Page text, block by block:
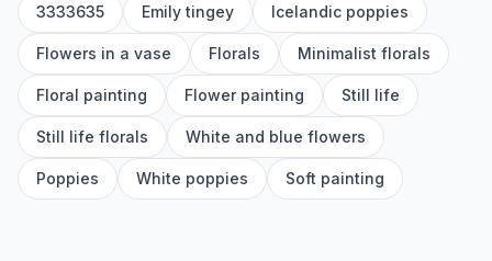
3333635 Emily tingey Icelandic poppies
Flowers in a vase Florals Minimalist florals
Floral painting Flower painting Still life
Still life florals White and blue flowers
Poppies White poppies Soft painting